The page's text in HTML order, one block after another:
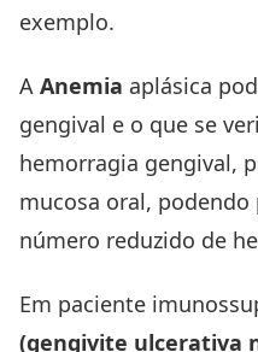
exemplo.
A Anemia aplásica
gengival e o que se
hemorragia gengival,
mucosa oral,
número reduzido de
Em paciente
(gengivite ulcerativa